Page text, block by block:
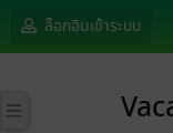
ล็อกอินเข้าระบบ